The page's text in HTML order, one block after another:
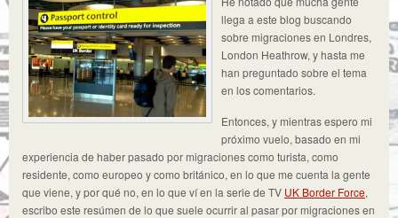
llega a este blog buscando
sobre migraciones en Londres,
London Heathrow, y hasta me
han preguntado sobre el tema
en los comentarios.
Entonces, y mientras espero mi
próximo vuelo, basado en mi
experiencia de haber pasado por migraciones como turista, como
residente, como europeo y como británico, en lo que me cuenta la gente
que viene, y por qué no, en lo que ví en la serie de TV UK Border Force,
escribo este resúmen de lo que suele ocurrir al pasar por migraciones en